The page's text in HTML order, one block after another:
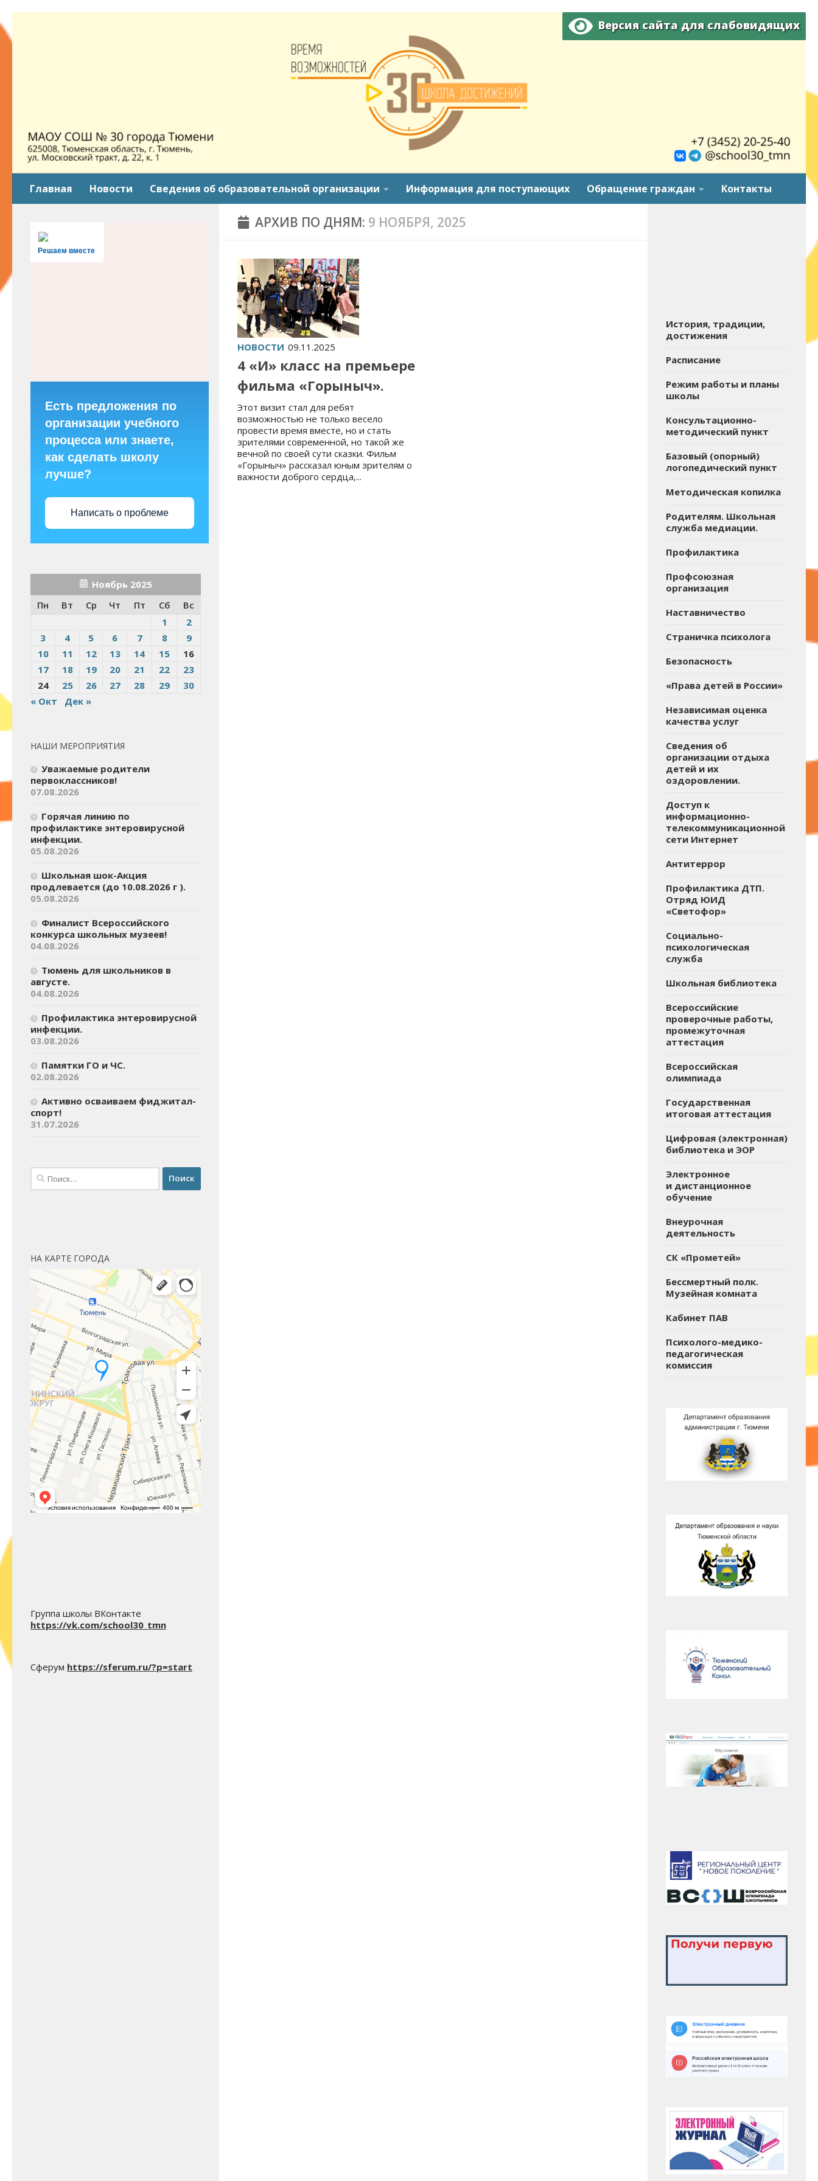
Версия сайта для слабовидящих
Главная Новости Сведения об образовательной организации Информация для поступающих Обращение граждан Контакты
АРХИВ ПО ДНЯМ: 9 НОЯБРЯ, 2025
НОВОСТИ 09.11.2025
4 «И» класс на премьере
фильма «Горыныч».
Этот визит стал для ребят
возможностью не только весело
провести время вместе, но и стать
зрителями современной, но такой же
вечной по своей сути сказки. Фильм
«Горыныч» рассказал юным зрителям о
важности доброго сердца,...
Решаем вместе
Есть предложения по
организации учебного
процесса или знаете,
как сделать школу
лучше?
Написать о проблеме
Ноябрь 2025
Пн
Вт Ср Чт Пт Сб
Вс
1
2
3
4 5 6 7 8
9
10
11 12 13 14 15
16
17
18 19 20 21 22
23
24
25 26 27 28 29
30
« Окт
Дек »
НАШИ МЕРОПРИЯТИЯ
Уважаемые родители
первоклассников!
07.08.2026
Горячая линию по
профилактике энтеровирусной
инфекции.
05.08.2026
Школьная шок-Акция
продлевается (до 10.08.2026 г ).
05.08.2026
Финалист Всероссийского
конкурса школьных музеев!
04.08.2026
Тюмень для школьников в
августе.
04.08.2026
Профилактика энтеровирусной
инфекции.
03.08.2026
Памятки ГО и ЧС.
02.08.2026
Активно осваиваем фиджитал-
спорт!
31.07.2026
Найти:
НА КАРТЕ ГОРОДА
Группа школы ВКонтакте
https://vk.com/school30_tmn
Сферум https://sferum.ru/?p=start
История, традиции,
достижения
Расписание
Режим работы и планы
школы
Консультационно-
методический пункт
Базовый (опорный)
логопедический пункт
Методическая копилка
Родителям. Школьная
служба медиации.
Профилактика
Профсоюзная
организация
Наставничество
Страничка психолога
Безопасность
«Права детей в России»
Независимая оценка
качества услуг
Сведения об
организации отдыха
детей и их
оздоровлении.
Доступ к
информационно-
телекоммуникационной
сети Интернет
Антитеррор
Профилактика ДТП.
Отряд ЮИД
«Светофор»
Социально-
психологическая
служба
Школьная библиотека
Всероссийские
проверочные работы,
промежуточная
аттестация
Всероссийская
олимпиада
Государственная
итоговая аттестация
Цифровая (электронная)
библиотека и ЭОР
Электронное
и дистанционное
обучение
Внеурочная
деятельность
СК «Прометей»
Бессмертный полк.
Музейная комната
Кабинет ПАВ
Психолого-медико-
педагогическая
комиссия